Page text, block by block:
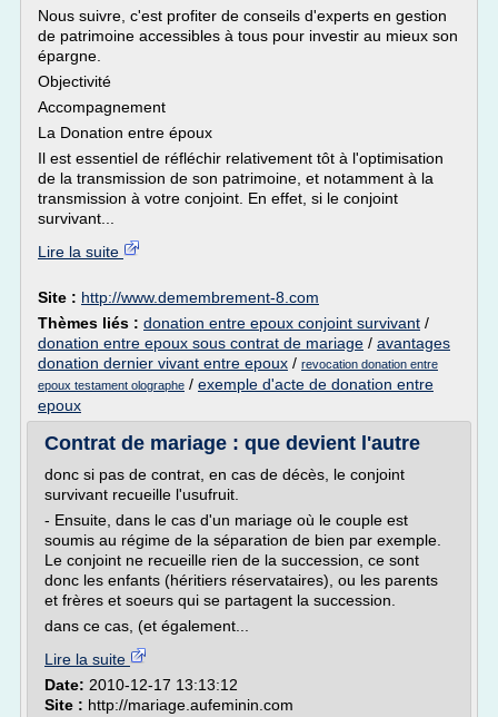
Nous suivre, c'est profiter de conseils d'experts en gestion
de patrimoine accessibles à tous pour investir au mieux son
épargne.
Objectivité
Accompagnement
La Donation entre époux
Il est essentiel de réfléchir relativement tôt à l'optimisation
de la transmission de son patrimoine, et notamment à la
transmission à votre conjoint. En effet, si le conjoint
survivant...
Lire la suite
Site : http://www.demembrement-8.com
Thèmes liés : donation entre epoux conjoint survivant /
donation entre epoux sous contrat de mariage / avantages
donation dernier vivant entre epoux / revocation donation entre
epoux testament olographe / exemple d'acte de donation entre
epoux
Contrat de mariage : que devient l'autre
donc si pas de contrat, en cas de décès, le conjoint
survivant recueille l'usufruit.
- Ensuite, dans le cas d'un mariage où le couple est
soumis au régime de la séparation de bien par exemple.
Le conjoint ne recueille rien de la succession, ce sont
donc les enfants (héritiers réservataires), ou les parents
et frères et soeurs qui se partagent la succession.
dans ce cas, (et également...
Lire la suite
Date: 2010-12-17 13:13:12
Site : http://mariage.aufeminin.com